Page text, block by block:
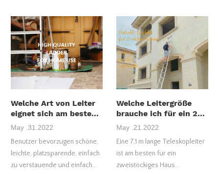
Welche Art von Leiter
eignet sich am besten
für den Heimgebrauch?
May .31.2022
Benutzer bevorzugen schöne,
leichte, platzsparende, einfach
zu verstauende und einfach
Welche Leitergröße
brauche ich für ein 2-
stöckiges Haus?
May .21.2022
Eine 7,1 m lange Teleskopleiter
ist am besten für ein
zweistöckiges Haus